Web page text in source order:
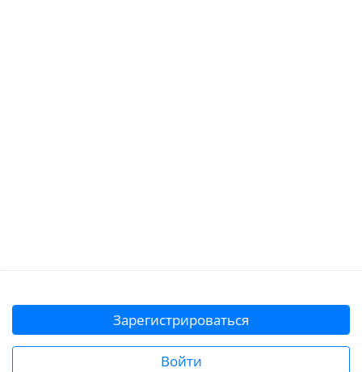
Зарегистрироваться
Войти